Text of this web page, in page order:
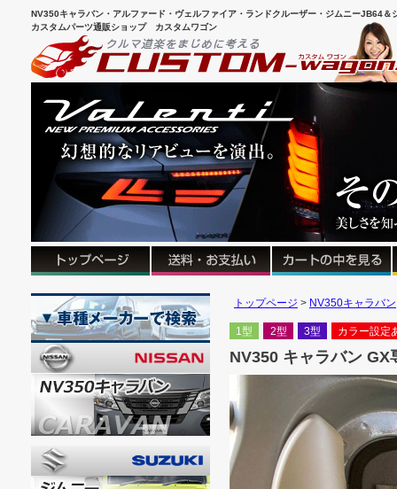
NV350キャラバン・アルファード・ヴェルファイア・ランドクルーザー・ジムニーJB64
カスタムパーツ通販ショップ カスタムワゴン
トップページ NV350キャラバン
1型 2型 3型 カラー設定
NV350 キャラバン